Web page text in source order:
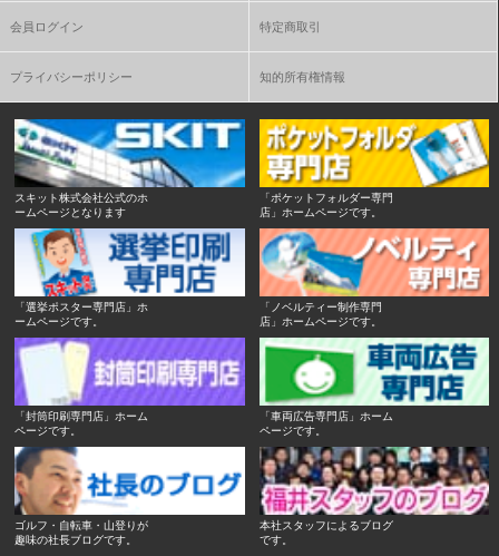
会員ログイン 特定商取引
プライバシーポリシー 知的所有権情報
スキット株式会社公式のホ
ームページとなります
「ポケットフォルダー専門
店」ホームページです。
「選挙ポスター専門店」ホ
ームページです。
「ノベルティー制作専門
店」ホームページです。
「封筒印刷専門店」ホーム
ページです。
「車両広告専門店」ホーム
ページです。
ゴルフ・自転車・山登りが
趣味の社長ブログです。
本社スタッフによるブログ
です。